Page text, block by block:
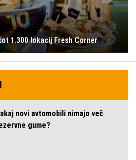
1.300 lokacij Fresh Corner
novi avtomobili nimajo več
gume?